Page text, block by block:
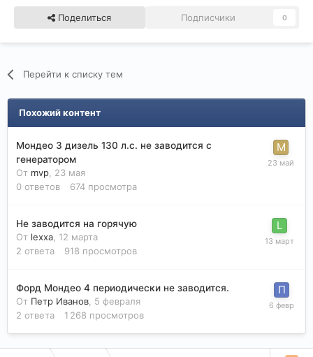
Поделиться Подписчики 0
Перейти к списку тем
Похожий контент
Мондео 3 дизель 130 л.с. не заводится с
генератором
От mvp 23 мая
0 ответов 674 просмотра
Не заводится на горячую
От lexxa 12 марта
2 ответа 918 просмотров
Форд Мондео 4 периодически не заводится.
От Петр Иванов 5 февраля
2 ответа 1 268 просмотров